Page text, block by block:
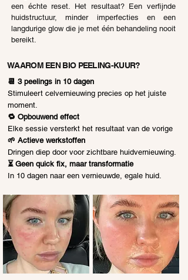
een échte reset. Het resultaat? Een verfijnde
huidstructuur, minder imperfecties en een
langdurige glow die je met één behandeling nooit
bereikt.
WAAROM EEN BIO PEELING-KUUR?
📆 3 peelings in 10 dagen
Stimuleert celvernieuwing precies op het juiste
moment.
🔁 Opbouwend effect
Elke sessie versterkt het resultaat van de vorige
🌱 Actieve werkstoffen
Dringen diep door voor zichtbare huidvernieuwing.
⏳ Geen quick fix, maar transformatie
In 10 dagen naar een vernieuwde, egale huid.